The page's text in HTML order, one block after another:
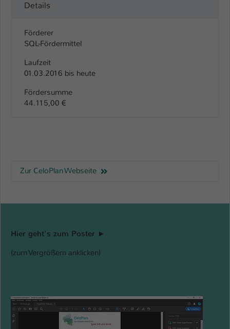
Details
Förderer
SQL-Fördermittel
Laufzeit
01.03.2016 bis heute
Fördersumme
44.115,00 €
Zur CeloPlan Webseite
Hier geht's zum Poster ►
(zum Vergrößern anklicken)